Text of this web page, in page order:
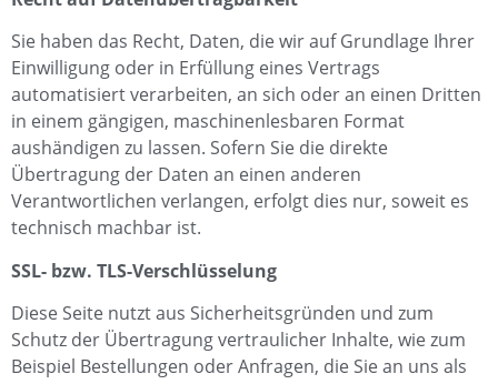
Sie haben das Recht, Daten, die wir auf Grundlage Ihrer
Einwilligung oder in Erfüllung eines Vertrags
automatisiert verarbeiten, an sich oder an einen Dritten
in einem gängigen, maschinenlesbaren Format
aushändigen zu lassen. Sofern Sie die direkte
Übertragung der Daten an einen anderen
Verantwortlichen verlangen, erfolgt dies nur, soweit es
technisch machbar ist.
SSL- bzw. TLS-Verschlüsselung
Diese Seite nutzt aus Sicherheitsgründen und zum
Schutz der Übertragung vertraulicher Inhalte, wie zum
Beispiel Bestellungen oder Anfragen, die Sie an uns als